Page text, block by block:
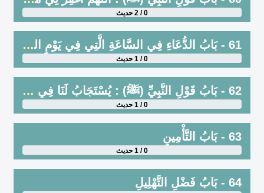
0 / 2 حديث
61 - بَابُ الدُّعَاءِ فِي السَّاعَةِ الَّتِي فِي يَوْمِ الجُمُعَةِ
0 / 1 حديث
62 - بَابُ قَوْلِ النَّبِيِّ (ﷺ) : يُسْتَجَابُ لَنَا فِي اليَهُودِ ، وَلاَ يُسْتَجَابُ لَهُمْ فِينَا
0 / 1 حديث
63 - بَابُ التَّأْمِينِ
0 / 1 حديث
64 - بَابُ فَضْلِ التَّهْلِيلِ